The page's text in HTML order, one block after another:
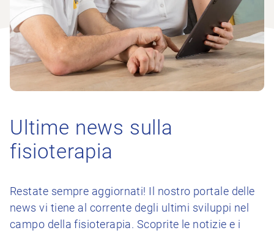
Ultime news sulla
fisioterapia
Restate sempre aggiornati! Il nostro portale delle
news vi tiene al corrente degli ultimi sviluppi nel
campo della fisioterapia. Scoprite le notizie e i